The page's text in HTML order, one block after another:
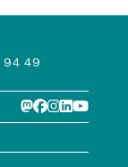
94 49